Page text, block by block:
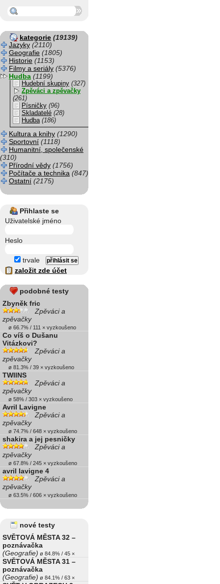
kategorie (19139)
Jazyky (2110)
Geografie (1805)
Historie (1153)
Filmy a seriály (5376)
Hudba (1199)
Hudební skupiny (327)
Zpěváci a zpěvačky
(261)
Písničky (96)
Skladatelé (28)
Hudba (186)
Kultura a knihy (1290)
Sportovní (1118)
Humanitní, společenské
(310)
Přírodní vědy (1756)
Počítače a technika (847)
Ostatní (2175)
Přihlaste se
Uživatelské jméno
Heslo
trvale
založit zde účet
podobné testy
Zbyněk fric
Zpěváci a
zpěvačky
ø 66.7% / 111 × vyzkoušeno
Co víš o Dušanu
Vitázkovi?
Zpěváci a
zpěvačky
ø 81.3% / 39 × vyzkoušeno
TWIINS
Zpěváci a
zpěvačky
ø 58% / 303 × vyzkoušeno
Avril Lavigne
Zpěváci a
zpěvačky
ø 74.7% / 648 × vyzkoušeno
shakira a jej pesničky
Zpěváci a
zpěvačky
ø 67.8% / 245 × vyzkoušeno
avril lavigne 4
Zpěváci a
zpěvačky
ø 63.5% / 606 × vyzkoušeno
nové testy
SVĚTOVÁ MĚSTA 32 –
poznávačka
(Geografie) ø 84.8% / 45 ×
SVĚTOVÁ MĚSTA 31 –
poznávačka
(Geografie) ø 84.1% / 63 ×